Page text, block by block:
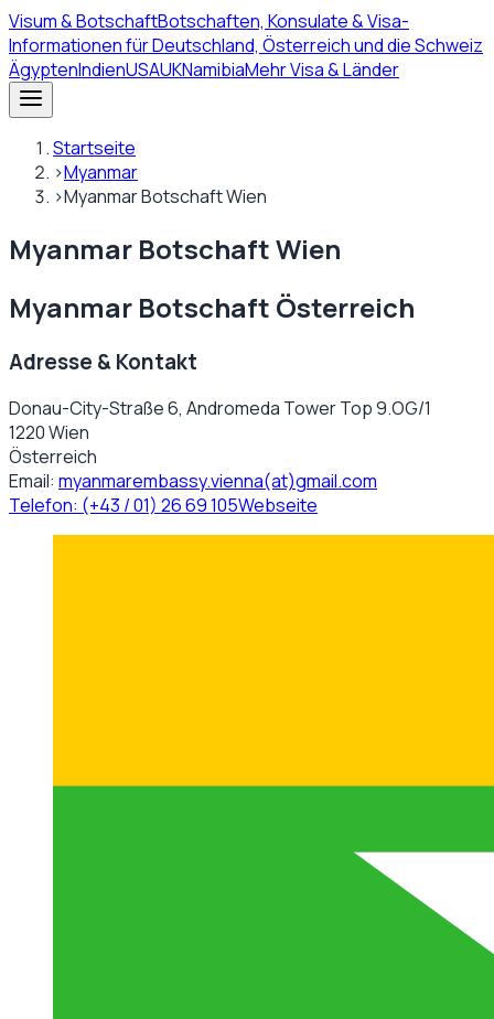
Visum& BotschaftBotschaften, Konsulate & Visa-
Informationen für Deutschland, Österreich und die Schweiz
ÄgyptenIndienUSAUKNamibiaMehr Visa & Länder
Startseite
›Myanmar
›Myanmar Botschaft Wien
Myanmar Botschaft Wien
Myanmar Botschaft Österreich
Adresse & Kontakt
Donau-City-Straße 6, Andromeda Tower Top 9.OG/1
1220 Wien
Österreich
Email: myanmarembassy.vienna(at)gmail.com
Telefon: (+43 / 01) 26 69 105Webseite